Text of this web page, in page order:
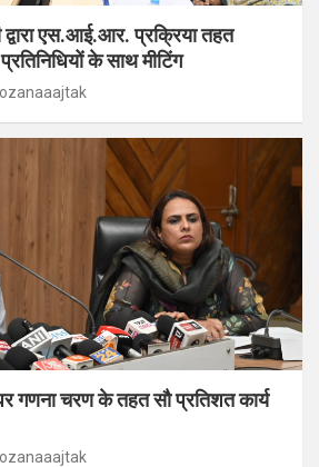
द्वारा एस.आई.आर. प्रक्रिया तहत
के साथ मीटिंग
गणना चरण के तहत सौ प्रतिशत कार्य